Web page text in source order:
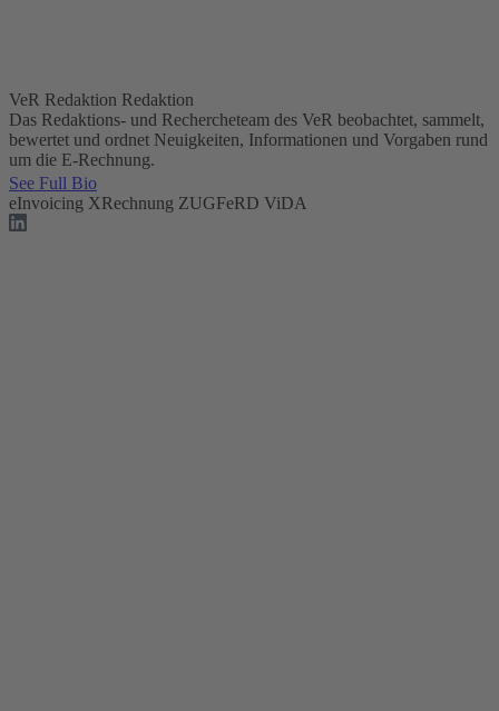
VeR Redaktion Redaktion
Das Redaktions- und Rechercheteam des VeR beobachtet, sammelt,
bewertet und ordnet Neuigkeiten, Informationen und Vorgaben rund
um die E-Rechnung.
See Full Bio
eInvoicing XRechnung ZUGFeRD ViDA